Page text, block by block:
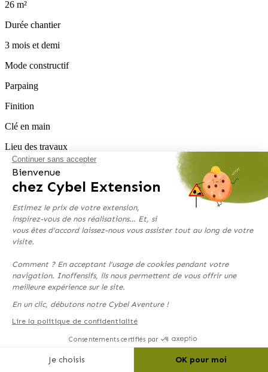
26 m²
Durée chantier
3 mois et demi
Mode constructif
Parpaing
Finition
Clé en main
Lieu des travaux
Pacé (35210)
Agence
35 – AGENCE Saint-Méen-le-Grand
Continuer sans accepter
Bienvenue
chez Cybel Extension
Estimez le prix de votre extension,
inspirez-vous de nos réalisations… Et, si
vous êtes d’accord laissez-nous vous assister tout au long de votre
visite.
Comment ? En acceptant l’usage de cookies pendant votre
navigation. Inoffensifs, ils nous permettent de vous offrir une
meilleure expérience sur le site.
En un clic, débutons notre Cybel Aventure !
Lire la politique de confidentialité
Consentements certifiés par
Je choisis OK pour moi